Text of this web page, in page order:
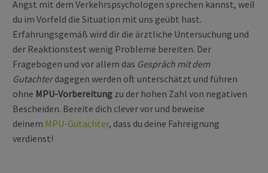
Angst mit dem Verkehrspsychologen sprechen kannst, weil
du im Vorfeld die Situation mit uns geübt hast.
Erfahrungsgemäß wird dir die ärztliche Untersuchung und
der Reaktionstest wenig Probleme bereiten. Der
Fragebogen und vor allem das Gespräch mit dem
Gutachterdagegen werden oft unterschätzt und führen
ohne MPU-Vorbereitung zu der hohen Zahl von negativen
Bescheiden. Bereite dich clever vor und beweise
deinem MPU-Gutachter, dass du deine Fahreignung
verdienst!